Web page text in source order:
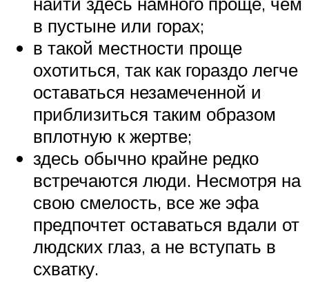
в пустыне или горах;
в такой местности проще
охотиться, так как гораздо легче
оставаться незамеченной и
приблизиться таким образом
вплотную к жертве;
здесь обычно крайне редко
встречаются люди. Несмотря на
свою смелость, все же эфа
предпочтет оставаться вдали от
людских глаз, а не вступать в
схватку.